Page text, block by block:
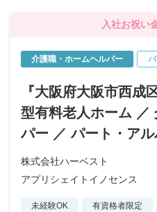
入社お祝い
介護職・ホームヘルパー
『大阪府大阪市西成
型有料老人ホーム ／
パー ／ パート・ア
株式会社ハーベスト
アプリシェイトイノセンス
未経験OK 有資格者限定